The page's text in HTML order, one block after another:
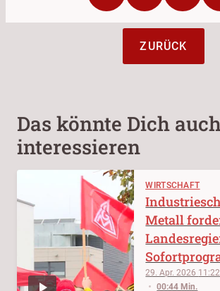
ZURÜCK
Das könnte Dich
interessieren
WIRTSCHAFT
29. Apr. 2026 11:22
00:44 Min.
Metall